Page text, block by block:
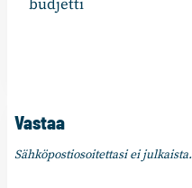
budjetti
Vastaa
Sähköpostiosoitettasi ei julkaista.